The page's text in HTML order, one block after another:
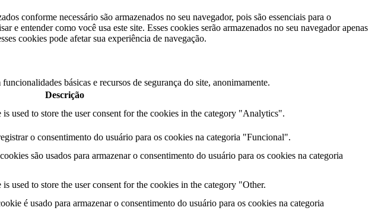
conforme necessário são armazenados no seu navegador, pois são essenciais para o
entender como você usa este site. Esses cookies serão armazenados no seu navegador apenas
cookies pode afetar sua experiência de navegação.
básicas e recursos de segurança do site, anonimamente.
Descrição
used to store the user consent for the cookies in the category "Analytics".
o consentimento do usuário para os cookies na categoria "Funcional".
são usados ​​para armazenar o consentimento do usuário para os cookies na categoria
to store the user consent for the cookies in the category "Other.
é usado para armazenar o consentimento do usuário para os cookies na categoria